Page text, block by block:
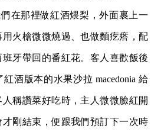
們在那裡做紅酒煨梨，外面裹上一
火槍微微燒過、也做麵疙瘩，配
班牙帶回的番紅花。客人喜歡飯後
酒版本的水果沙拉 macedonia 給
稱讚菜好吃時，主人微微臉紅開
剛結束，便跟我們預訂下一次時